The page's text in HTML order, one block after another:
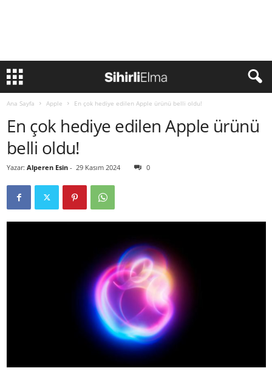
Ana Sayfa Apple En çok hediye edilen Apple ürünü belli oldu!
En çok hediye edilen Apple ürünü
belli oldu!
Yazar: Alperen Esin - 29 Kasım 2024 0